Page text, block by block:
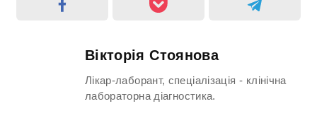
Вікторія Стоянова
Лікар-лаборант, спеціалізація - клінічна
лабораторна діагностика.